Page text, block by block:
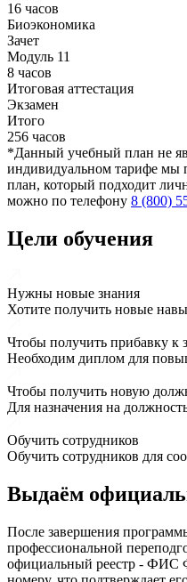
16 часов
Биоэкономика
Зачет
Модуль 11
8 часов
Итоговая аттестация
Экзамен
Итого
256 часов
*Данный учебный план не
индивидуальном тарифе мы
план, который подходит
можно по телефону 8 (800)
Цели обучения
Нужны новые знания
Хотите получить новые
Чтобы получить прибавку к
Необходим диплом для
Чтобы получить новую
Для назначения на
Обучить сотрудников
Обучить сотрудников для
Выдаём
После завершения
профессиональной
официальный реестр - ФИС